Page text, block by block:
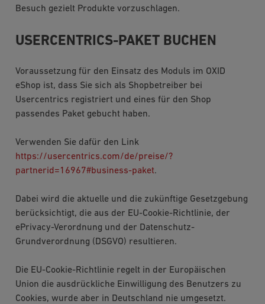
Besuch gezielt Produkte vorzuschlagen.
USERCENTRICS-PAKET BUCHEN
Voraussetzung für den Einsatz des Moduls im OXID
eShop ist, dass Sie sich als Shopbetreiber bei
Usercentrics registriert und eines für den Shop
passendes Paket gebucht haben.
Verwenden Sie dafür den Link
https://usercentrics.com/de/preise/?
partnerid=16967#business-paket.
Dabei wird die aktuelle und die zukünftige Gesetzgebung
berücksichtigt, die aus der EU-Cookie-Richtlinie, der
ePrivacy-Verordnung und der Datenschutz-
Grundverordnung (DSGVO) resultieren.
Die EU-Cookie-Richtlinie regelt in der Europäischen
Union die ausdrückliche Einwilligung des Benutzers zu
Cookies, wurde aber in Deutschland nie umgesetzt.